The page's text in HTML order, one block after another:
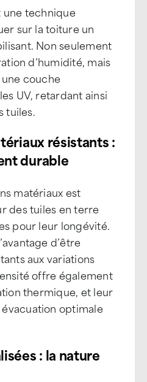
une technique
sur la toiture un
Non seulement
d’humidité, mais
couche
UV, retardant ainsi
tuiles.
résistants :
durable
matériaux est
des tuiles en terre
pour leur longévité.
d’être
aux variations
offre également
thermique, et leur
optimale
: la nature